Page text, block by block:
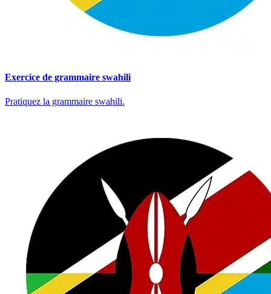
Exercice de grammaire swahili
Pratiquez la grammaire swahili.